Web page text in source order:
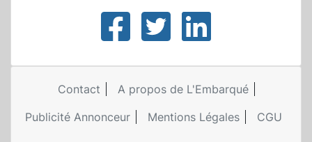
Contact
A propos de L'Embarqué
Publicité Annonceur
Mentions Légales CGU